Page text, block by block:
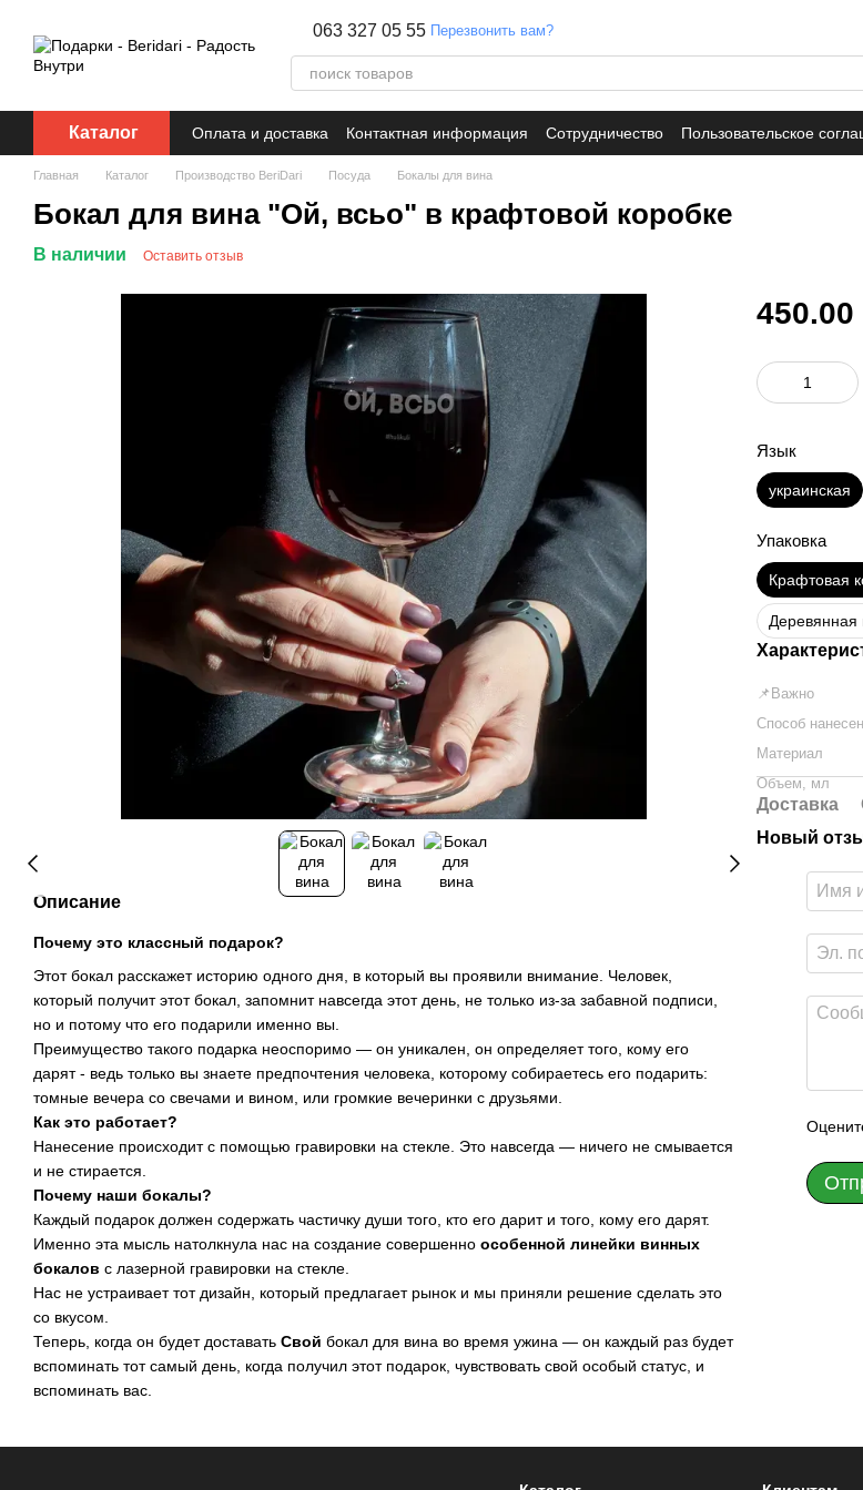
063 327 05 55 Перезвонить вам?
Каталог Оплата и доставка Контактная информация Сотрудничество Пользовательское
Главная Каталог Производство BeriDari Посуда Бокалы для вина
Бокал для вина "Ой, всьо" в крафтовой коробке
В наличии Оставить отзыв
Описание
Почему это классный подарок?
Этот бокал расскажет историю одного дня, в который вы проявили внимание. Человек,
который получит этот бокал, запомнит навсегда этот день, не только из-за забавной подписи,
но и потому что его подарили именно вы.
Преимущество такого подарка неоспоримо — он уникален, он определяет того, кому его
дарят - ведь только вы знаете предпочтения человека, которому собираетесь его подарить:
томные вечера со свечами и вином, или громкие вечеринки с друзьями.
Как это работает?
Нанесение происходит с помощью гравировки на стекле. Это навсегда — ничего не смывается
и не стирается.
Почему наши бокалы?
Каждый подарок должен содержать частичку души того, кто его дарит и того, кому его дарят.
Именно эта мысль натолкнула нас на создание совершенно особенной линейки винных
бокалов с лазерной гравировки на стекле.
Нас не устраивает тот дизайн, который предлагает рынок и мы приняли решение сделать это
со вкусом.
Теперь, когда он будет доставать Свой бокал для вина во время ужина — он каждый раз будет
вспоминать тот самый день, когда получил этот подарок, чувствовать свой особый статус, и
вспоминать вас.
450.00
Язык
украинская
Упаковка
Крафтовая
Деревянная
📌Важно
Способ
Материал
Объем, мл
Доставка
Новый